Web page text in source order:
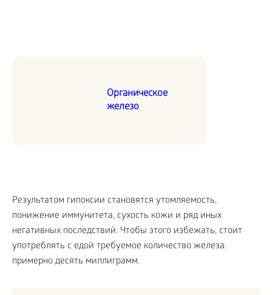
Органическое
железо
Результатом гипоксии становятся утомляемость,
понижение иммунитета, сухость кожи и ряд иных
негативных последствий. Чтобы этого избежать, стоит
употреблять с едой требуемое количество железа:
примерно десять миллиграмм.